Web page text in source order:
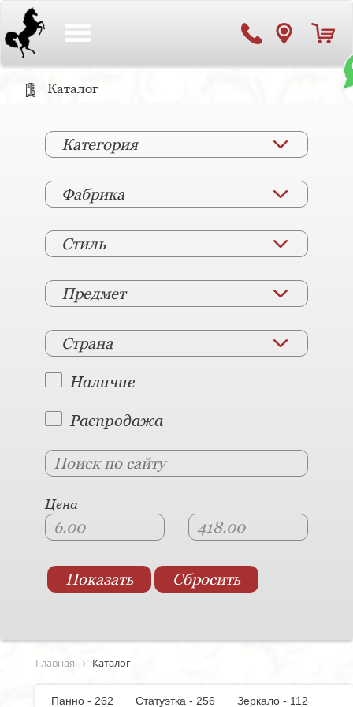
Каталог
Категория
Фабрика
Стиль
Предмет
Страна
Наличие
Распродажа
Цена
Главная Каталог
Панно - 262 Статуэтка - 256
Зеркало - 112